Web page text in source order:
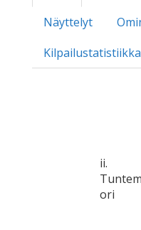
Näyttelyt
Kilpailustatistiikka
ii.
ori